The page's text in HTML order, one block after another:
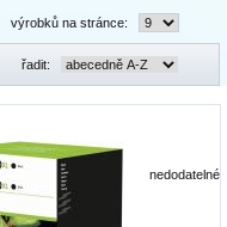
výrobků na stránce:
řadit:
nedodatelné